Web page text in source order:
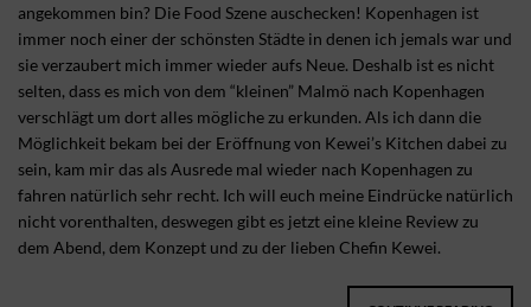
angekommen bin? Die Food Szene auschecken! Kopenhagen ist
immer noch einer der schönsten Städte in denen ich jemals war und
sie verzaubert mich immer wieder aufs Neue. Deshalb ist es nicht
selten, dass es mich von dem “kleinen” Malmö nach Kopenhagen
verschlägt um dort alles mögliche zu erkunden. Als ich dann die
Möglichkeit bekam bei der Eröffnung von Kewei’s Kitchen dabei zu
sein, kam mir das als Ausrede mal wieder nach Kopenhagen zu
fahren natürlich sehr recht. Ich will euch meine Eindrücke natürlich
nicht vorenthalten, deswegen gibt es jetzt eine kleine Review zu
dem Abend, dem Konzept und zu der lieben Chefin Kewei.